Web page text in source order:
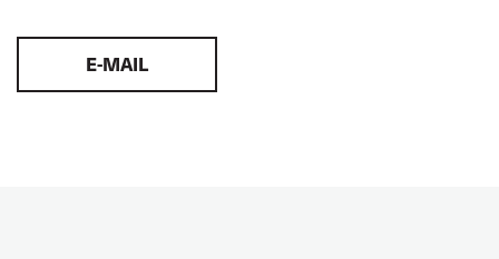
E-MAIL